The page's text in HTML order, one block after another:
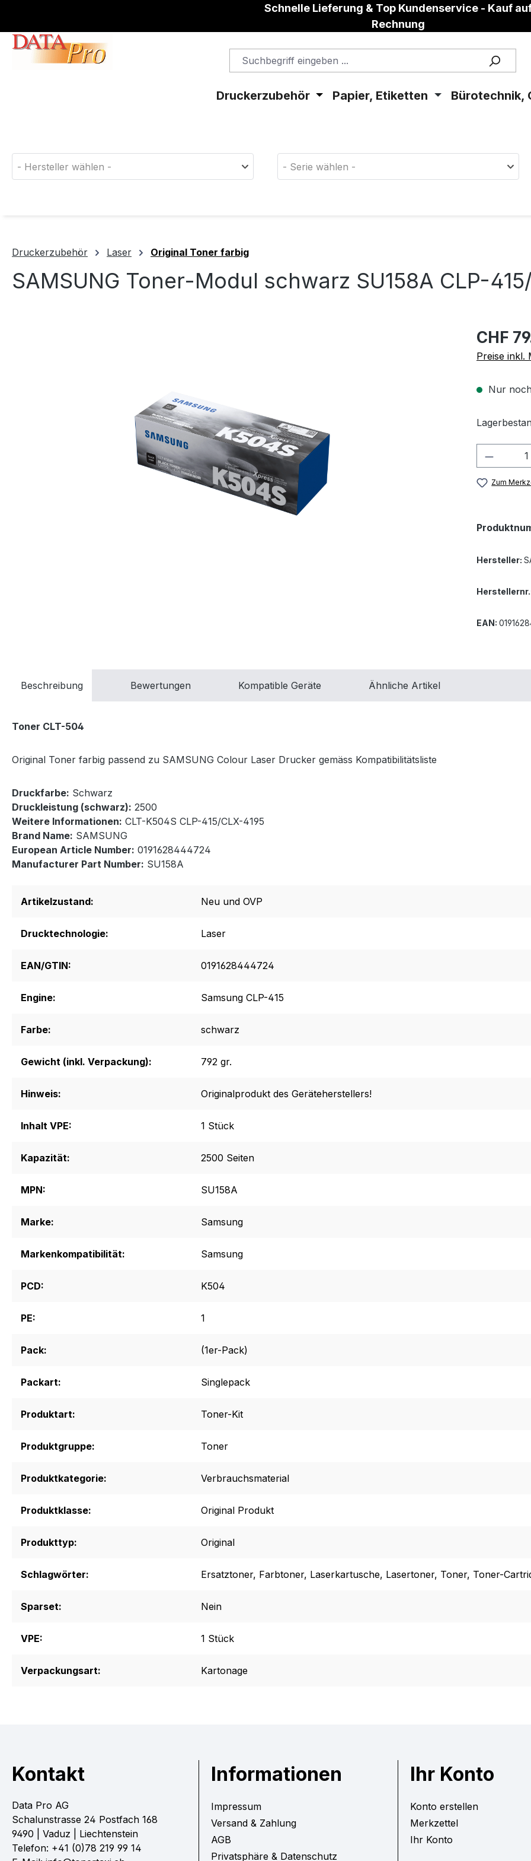
Schnelle Lieferung & Top Kundenservice - Kauf
Rechnung
Druckerzubehör Papier, Etiketten Bürotechnik,
- Hersteller wählen - - Serie wählen -
Druckerzubehör Laser Original Toner farbig
SAMSUNG Toner-Modul schwarz SU158A CLP-
CHF
Preise inkl.
Nur
Zum
Hersteller:
EAN:
Beschreibung Bewertungen Kompatible Geräte Ähnliche Artikel
Toner CLT-504
Original Toner farbig passend zu SAMSUNG Colour Laser Drucker gemäss Kompatibilitätsliste
Druckfarbe: Schwarz
Druckleistung (schwarz): 2500
Weitere Informationen: CLT-K504S CLP-415/CLX-4195
Brand Name: SAMSUNG
European Article Number: 0191628444724
Manufacturer Part Number: SU158A
Artikelzustand: Neu und OVP
Drucktechnologie: Laser
EAN/GTIN: 0191628444724
Engine: Samsung CLP-415
Farbe: schwarz
Gewicht (inkl. Verpackung): 792 gr.
Hinweis: Originalprodukt des Geräteherstellers!
Inhalt VPE: 1 Stück
Kapazität: 2500 Seiten
MPN: SU158A
Marke: Samsung
Markenkompatibilität: Samsung
PCD: K504
PE: 1
Pack: (1er-Pack)
Packart: Singlepack
Produktart: Toner-Kit
Produktgruppe: Toner
Produktkategorie: Verbrauchsmaterial
Produktklasse: Original Produkt
Produkttyp: Original
Schlagwörter: Ersatztoner, Farbtoner, Laserkartusche, Lasertoner, Toner, Toner-
Sparset: Nein
VPE: 1 Stück
Verpackungsart: Kartonage
Kontakt
Data Pro AG
Schalunstrasse 24 Postfach 168
9490 | Vaduz | Liechtenstein
Telefon: +41 (0)78 219 99 14
Informationen
Impressum
Versand & Zahlung
AGB
Privatsphäre & Datenschutz
Ihr Konto
Konto erstellen
Merkzettel
Ihr Konto